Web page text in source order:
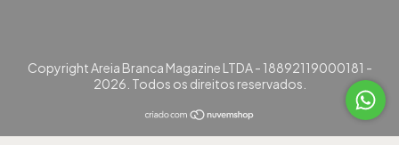
Copyright Areia Branca Magazine LTDA - 18892119000181 -
2026. Todos os direitos reservados.